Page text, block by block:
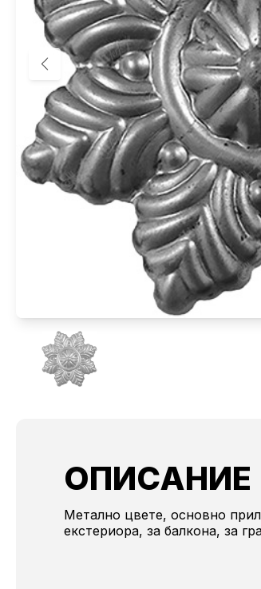
ОПИСАНИЕ
Метално цвете, основно
екстериора, за балкона, за